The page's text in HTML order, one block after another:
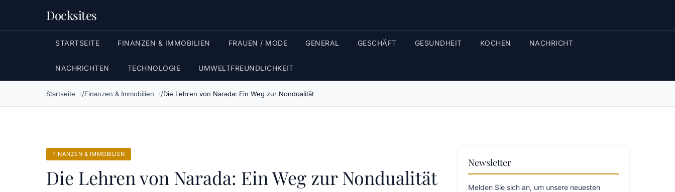
Docksites
STARTSEITE FINANZEN & IMMOBILIEN FRAUEN / MODE GENERAL GESCHÄFT GESUNDHEIT KOCHEN NACHRICHT
NACHRICHTEN TECHNOLOGIE UMWELTFREUNDLICHKEIT
Startseite Finanzen & Immobilien Die Lehren von Narada: Ein Weg zur Nondualität
FINANZEN & IMMOBILIEN
Die Lehren von Narada: Ein Weg zur Nondualität
Newsletter
Melden Sie sich an, um unsere neuesten